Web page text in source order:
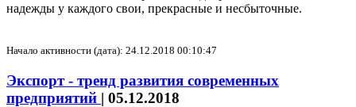
надежды у каждого свои, прекрасные и несбыточные.
Начало активности (дата): 24.12.2018 00:10:47
Экспорт - тренд развития современных
предприятий | 05.12.2018